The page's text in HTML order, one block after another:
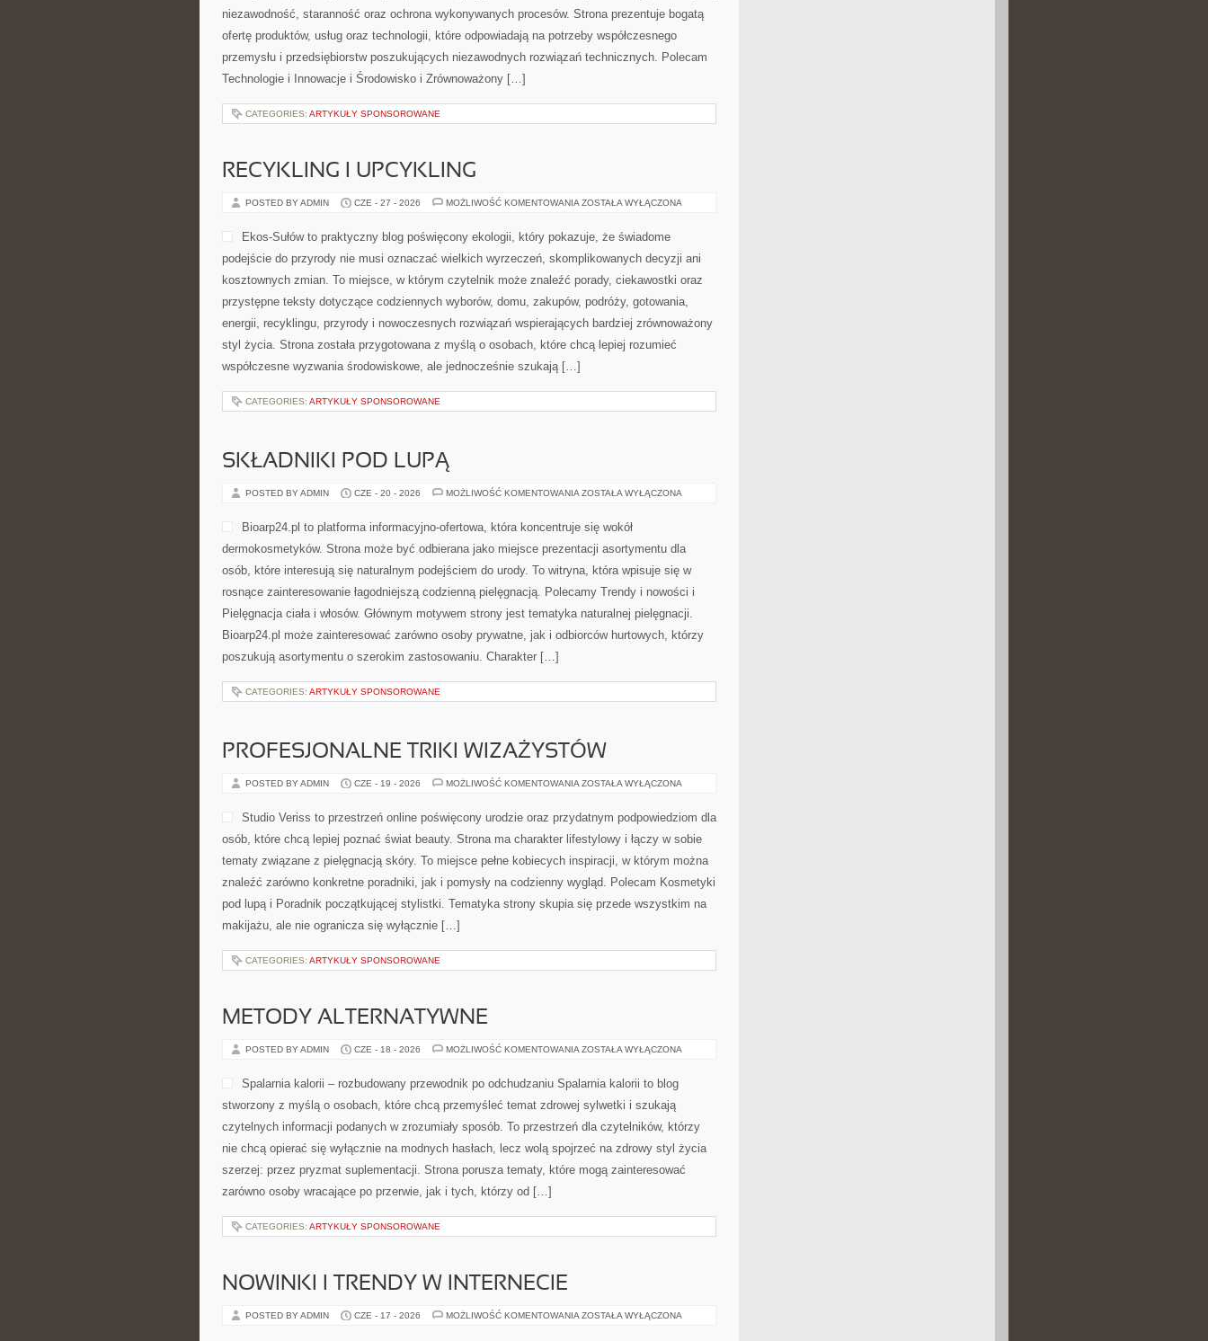
niezawodność, staranność oraz ochrona wykonywanych procesów. Strona prezentuje bogatą
ofertę produktów, usług oraz technologii, które odpowiadają na potrzeby współczesnego
przemysłu i przedsiębiorstw poszukujących niezawodnych rozwiązań technicznych. Polecam
Technologie i Innowacje i Środowisko i Zrównoważony […]
CATEGORIES: ARTYKUŁY SPONSOROWANE
RECYKLING I UPCYKLING
POSTED BY ADMIN CZE - 27 - 2026 MOŻLIWOŚĆ KOMENTOWANIA RECYKLING
ZOSTAŁA WYŁĄCZONA
Ekos-Sułów to praktyczny blog poświęcony ekologii, który pokazuje, że świadome
podejście do przyrody nie musi oznaczać wielkich wyrzeczeń, skomplikowanych decyzji ani
kosztownych zmian. To miejsce, w którym czytelnik może znaleźć porady, ciekawostki oraz
przystępne teksty dotyczące codziennych wyborów, domu, zakupów, podróży, gotowania,
energii, recyklingu, przyrody i nowoczesnych rozwiązań wspierających bardziej zrównoważony
styl życia. Strona została przygotowana z myślą o osobach, które chcą lepiej rozumieć
współczesne wyzwania środowiskowe, ale jednocześnie szukają […]
CATEGORIES: ARTYKUŁY SPONSOROWANE
SKŁADNIKI POD LUPĄ
POSTED BY ADMIN CZE - 20 - 2026 MOŻLIWOŚĆ KOMENTOWANIA SKŁADNIKI
ZOSTAŁA WYŁĄCZONA
Bioarp24.pl to platforma informacyjno-ofertowa, która koncentruje się wokół
dermokosmetyków. Strona może być odbierana jako miejsce prezentacji asortymentu dla
osób, które interesują się naturalnym podejściem do urody. To witryna, która wpisuje się w
rosnące zainteresowanie łagodniejszą codzienną pielęgnacją. Polecamy Trendy i nowości i
Pielęgnacja ciała i włosów. Głównym motywem strony jest tematyka naturalnej pielęgnacji.
Bioarp24.pl może zainteresować zarówno osoby prywatne, jak i odbiorców hurtowych, którzy
poszukują asortymentu o szerokim zastosowaniu. Charakter […]
CATEGORIES: ARTYKUŁY SPONSOROWANE
PROFESJONALNE TRIKI WIZAŻYSTÓW
POSTED BY ADMIN CZE - 19 - 2026 MOŻLIWOŚĆ KOMENTOWANIA PROFESJONALNE
ZOSTAŁA WYŁĄCZONA
Studio Veriss to przestrzeń online poświęcony urodzie oraz przydatnym podpowiedziom dla
osób, które chcą lepiej poznać świat beauty. Strona ma charakter lifestylowy i łączy w sobie
tematy związane z pielęgnacją skóry. To miejsce pełne kobiecych inspiracji, w którym można
znaleźć zarówno konkretne poradniki, jak i pomysły na codzienny wygląd. Polecam Kosmetyki
pod lupą i Poradnik początkującej stylistki. Tematyka strony skupia się przede wszystkim na
makijażu, ale nie ogranicza się wyłącznie […]
CATEGORIES: ARTYKUŁY SPONSOROWANE
METODY ALTERNATYWNE
POSTED BY ADMIN CZE - 18 - 2026 MOŻLIWOŚĆ KOMENTOWANIA METODY
ZOSTAŁA WYŁĄCZONA
Spalarnia kalorii – rozbudowany przewodnik po odchudzaniu Spalarnia kalorii to blog
stworzony z myślą o osobach, które chcą przemyśleć temat zdrowej sylwetki i szukają
czytelnych informacji podanych w zrozumiały sposób. To przestrzeń dla czytelników, którzy
nie chcą opierać się wyłącznie na modnych hasłach, lecz wolą spojrzeć na zdrowy styl życia
szerzej: przez pryzmat suplementacji. Strona porusza tematy, które mogą zainteresować
zarówno osoby wracające po przerwie, jak i tych, którzy od […]
CATEGORIES: ARTYKUŁY SPONSOROWANE
NOWINKI I TRENDY W INTERNECIE
POSTED BY ADMIN CZE - 17 - 2026 MOŻLIWOŚĆ KOMENTOWANIA NOWINKI
ZOSTAŁA WYŁĄCZONA